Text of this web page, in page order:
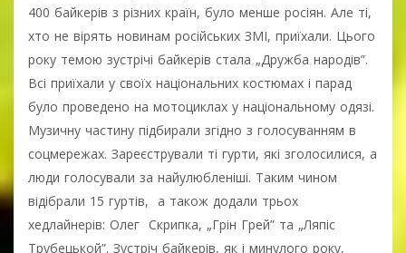
400 байкерів з різних країн, було менше росіян. Але ті,
хто не вірять новинам російських ЗМІ, приїхали. Цього
року темою зустрічі байкерів стала „Дружба народів”.
Всі приїхали у своїх національних костюмах і парад
було проведено на мотоциклах у національному одязі.
Музичну частину підбирали згідно з голосуванням в
соцмережах. Зареєстрували ті гурти, які зголосилися, а
люди голосували за найулюбленіші. Таким чином
відібрали 15 гуртів, а також додали трьох
хедлайнерів: Олег Скрипка, „Грін Грей” та „Ляпіс
Трубецькой”. Зустріч байкерів, як і минулого року,